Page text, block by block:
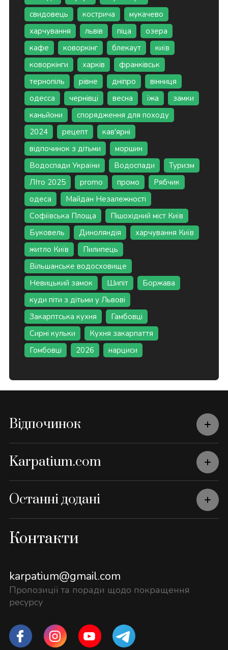
свидовець
кострича
мукачево
харчування
львів піца
озера
кафе
коворкінг блекаут
київ
коворкінги
харків
франківськ
тернопіль
рівне дніпро
вінниця
одесса
чернівці весна їжа
замки
каньйони
спорядження для походу
2024
рецепт
кав'ярні
відпочинок з дітьми
моршин
Водоспади України
Водоспади
Туризм
ЛІто 2025
promo промо
Рябчик
одеса
Майдан Незалежності
Софіївська Площа
Пішохідний міст Київ
Буковель
Диноляндія
харчування Київ
житло Київ
Пилипець
Вільшанське водосховище
Невицький замок
Шипіт
Боржава
куди піти з дітьми у Львові
Закарптська кухня
Гамбовці
Сирні кульки
Кухня закарпаття
Гомбовці
2026 нарциси
Відпочинок
Karpatium.com
Останні додані
Контакти
karpatium@gmail.com
Пропозиції та поради щодо покращення
ресурсу